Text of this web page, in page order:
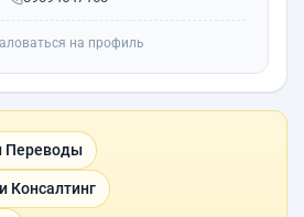
на профиль
Переводы
Консалтинг